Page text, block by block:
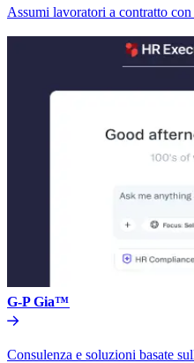
Assumi lavoratori a contratto
G-P Gia™​​
Consulenza e soluzioni basate